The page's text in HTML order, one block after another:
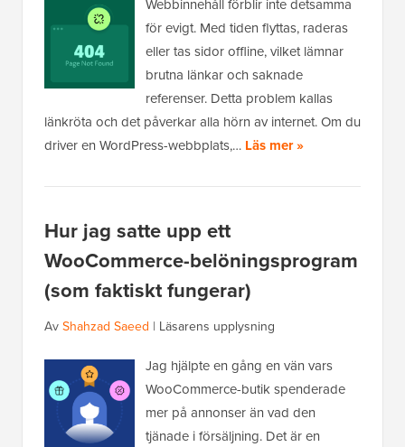
Webbinnehåll förblir inte detsamma
för evigt. Med tiden flyttas, raderas
eller tas sidor offline, vilket lämnar
brutna länkar och saknade
referenser. Detta problem kallas
länkröta och det påverkar alla hörn av internet. Om du
driver en WordPress-webbplats,… Läs mer »
Hur jag satte upp ett
WooCommerce-belöningsprogram
(som faktiskt fungerar)
Av Shahzad Saeed | Läsarens upplysning
Jag hjälpte en gång en vän vars
WooCommerce-butik spenderade
mer på annonser än vad den
tjänade i försäljning. Det är en